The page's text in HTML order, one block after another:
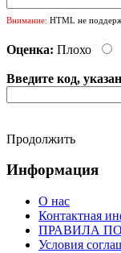
Внимание: HTML не
Оценка: Плохо
Введите код,
Продолжить
Информация
О нас
Контактная
ПРАВИЛА
Условия